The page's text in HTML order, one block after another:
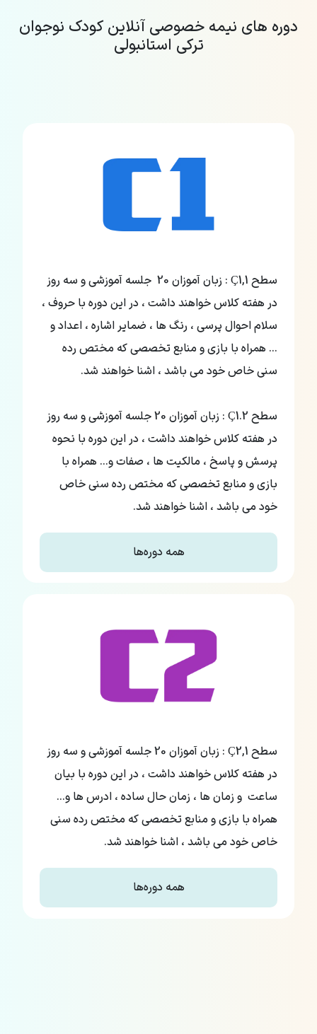
دوره های نیمه خصوصی آنلاین کودک نوجوان
ترکی استانبولی
سطح Ç1,1 : زبان آموزان 20 جلسه آموزشی و سه روز
در هفته کلاس خواهند داشت ، در این دوره با حروف ،
سلام احوال پرسی ، رنگ ها ، ضمایر اشاره ، اعداد و
... همراه با بازی و منابع تخصصی که مختص رده
سنی خاص خود می باشد ، اشنا خواهند شد.
سطح Ç1.2 : زبان آموزان 20 جلسه آموزشی و سه روز
در هفته کلاس خواهند داشت ، در این دوره با نحوه
پرسش و پاسخ ، مالکیت ها ، صفات و... همراه با
بازی و منابع تخصصی که مختص رده سنی خاص
خود می باشد ، اشنا خواهند شد.
همه دوره‌ها
سطح Ç2,1 : زبان آموزان 20 جلسه آموزشی و سه روز
در هفته کلاس خواهند داشت ، در این دوره با بیان
ساعت و زمان ها ، زمان حال ساده ، ادرس ها و...
همراه با بازی و منابع تخصصی که مختص رده سنی
خاص خود می باشد ، اشنا خواهند شد.
همه دوره‌ها